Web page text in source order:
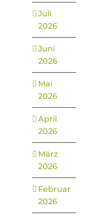
Juli
2026
Juni
2026
Mai
2026
April
2026
März
2026
Februar
2026